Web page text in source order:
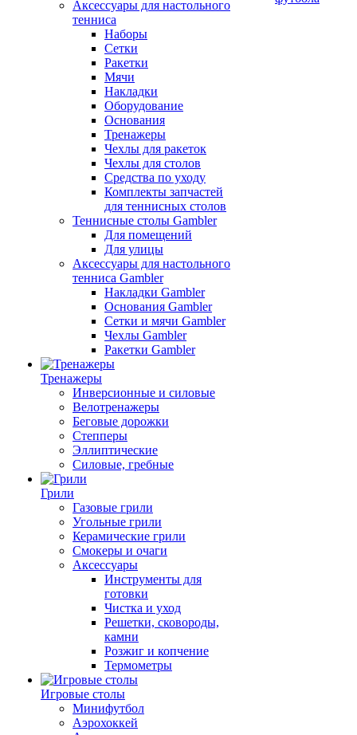
Аксессуары для настольного
тенниса
Наборы
Сетки
Ракетки
Мячи
Накладки
Оборудование
Основания
Тренажеры
Чехлы для ракеток
Чехлы для столов
Средства по уходу
Комплекты запчастей
для теннисных столов
Теннисные столы Gambler
Для помещений
Для улицы
Аксессуары для настольного
тенниса Gambler
Накладки Gambler
Основания Gambler
Сетки и мячи Gambler
Чехлы Gambler
Ракетки Gambler
Тренажеры
Инверсионные и силовые
Велотренажеры
Беговые дорожки
Степперы
Эллиптические
Силовые, гребные
Грили
Газовые грили
Угольные грили
Керамические грили
Смокеры и очаги
Аксессуары
Инструменты для
готовки
Чистка и уход
Решетки, сковороды,
камни
Розжиг и копчение
Термометры
Игровые столы
Минифутбол
Аэрохоккей